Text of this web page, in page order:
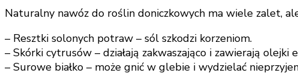
Naturalny nawóz do roślin doniczkowych ma wiele zalet,
– Resztki solonych potraw – sól szkodzi korzeniom.
– Skórki cytrusów – działają zakwaszająco i zawierają
– Surowe białko – może gnić w glebie i wydzielać